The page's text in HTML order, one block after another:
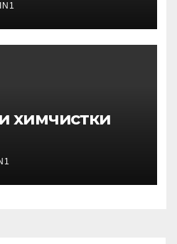
химчистки